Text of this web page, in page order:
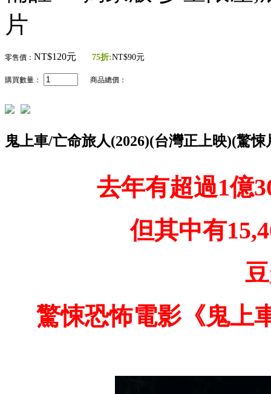
片
零售價： NT$120元 75折:NT$90元
購買數量： 商品總價：
鬼上車/亡命旅人(2026)(台灣正上映)(驚
去年有超過1億
但其中有
驚悚恐怖電影《鬼上